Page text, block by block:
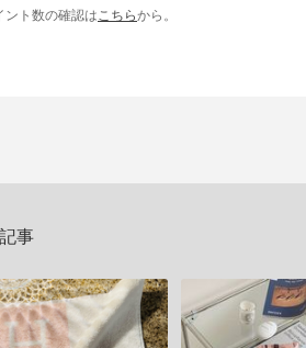
ント数の確認は こちらから。
事